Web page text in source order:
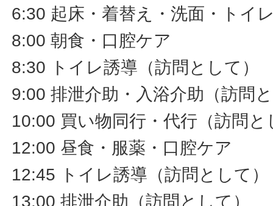
6:30 起床・着替え・洗面・トイ
8:00 朝食・口腔ケア
8:30 トイレ誘導（訪問として）
9:00 排泄介助・入浴介助（訪問
10:00 買い物同行・代行（訪問と
12:00 昼食・服薬・口腔ケア
12:45 トイレ誘導（訪問として）
13:00 排泄介助（訪問として）